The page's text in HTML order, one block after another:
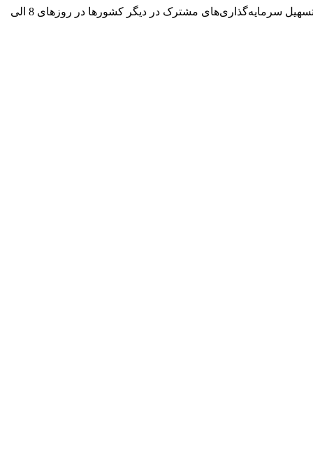
گفتنی است؛ بیست و سومین رویداد تجارت و سرمایه‌گذاری چین (سیفیت 2023) به‌عنوان تنها رویداد تشویق سرمایه‌گذاری کشور چین برای تسهیل سرمایه‌گذاری‌های مشترک در دیگر کشورها در روزهای 8 الی